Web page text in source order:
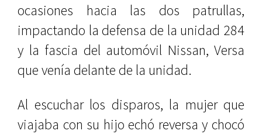
ocasiones hacia las dos patrullas,
impactando la defensa de la unidad 284
y la fascia del automóvil Nissan, Versa
que venía delante de la unidad.
Al escuchar los disparos, la mujer que
viajaba con su hijo echó reversa y chocó